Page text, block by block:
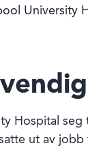
University
Hospital
ut av